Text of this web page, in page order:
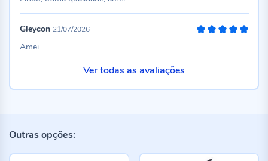
Gleycon 21/07/2026
Amei
Ver todas as avaliações
Outras opções: